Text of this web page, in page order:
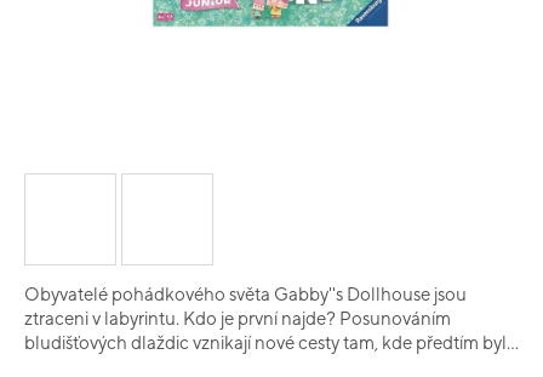
Obyvatelé pohádkového světa Gabby''s Dollhouse jsou
ztraceni v labyrintu. Kdo je první najde? Posunováním
bludišťových dlaždic vznikají nové cesty tam, kde předtím byly